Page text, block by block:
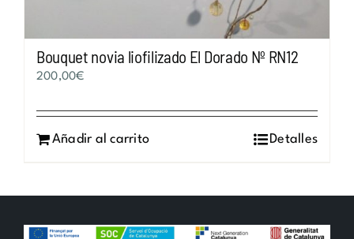
Bouquet novia liofilizado El Dorado Nº RN12
200,00€
Añadir al carrito Detalles